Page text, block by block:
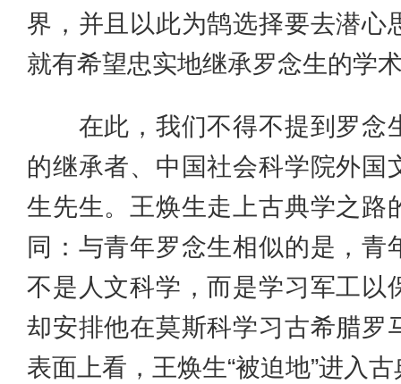
界，并且以此为鹄选择要去潜心
就有希望忠实地继承罗念生的学
在此，我们不得不提到罗念
的继承者、中国社会科学院外国
生先生。王焕生走上古典学之路
同：与青年罗念生相似的是，青
不是人文科学，而是学习军工以
却安排他在莫斯科学习古希腊罗
表面上看，王焕生“被迫地”进入